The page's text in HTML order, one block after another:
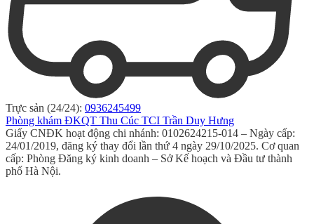
Trực sản (24/24): 0936245499
Phòng khám ĐKQT Thu Cúc TCI Trần Duy Hưng
Giấy CNĐK hoạt động chi nhánh: 0102624215-014 – Ngày cấp:
24/01/2019, đăng ký thay đổi lần thứ 4 ngày 29/10/2025. Cơ quan
cấp: Phòng Đăng ký kinh doanh – Sở Kế hoạch và Đầu tư thành
phố Hà Nội.